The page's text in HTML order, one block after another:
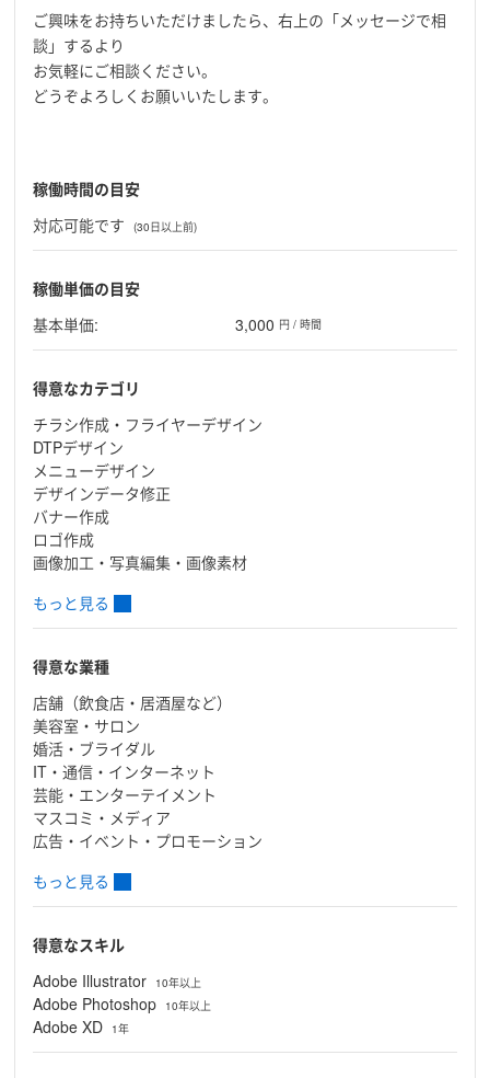
ご興味をお持ちいただけましたら、右上の「メッセージで相
談」するより
お気軽にご相談ください。
どうぞよろしくお願いいたします。
稼働時間の目安
対応可能です
(30日以上前)
稼働単価の目安
基本単価:
3,000 円 / 時間
得意なカテゴリ
チラシ作成・フライヤーデザイン
DTPデザイン
メニューデザイン
デザインデータ修正
バナー作成
ロゴ作成
画像加工・写真編集・画像素材
もっと見る
得意な業種
店舗（飲食店・居酒屋など）
美容室・サロン
婚活・ブライダル
IT・通信・インターネット
芸能・エンターテイメント
マスコミ・メディア
広告・イベント・プロモーション
もっと見る
得意なスキル
Adobe Illustrator
10年以上
Adobe Photoshop 10年以上
Adobe XD 1年